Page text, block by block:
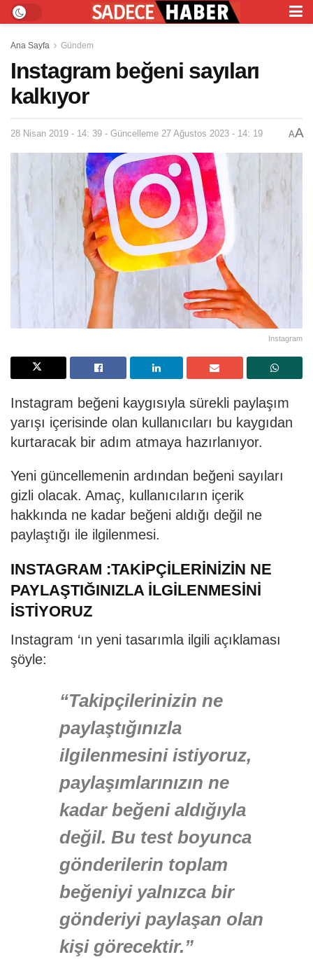
Ana Sayfa Gündem
Instagram beğeni sayıları
kalkıyor
28 Nisan 2019 - 14: 39 - Güncelleme 27 Ağustos 2023 - 14: 19 AA
Instagram
Instagram beğeni kaygısıyla sürekli paylaşım
yarışı içerisinde olan kullanıcıları bu kaygıdan
kurtaracak bir adım atmaya hazırlanıyor.
Yeni güncellemenin ardından beğeni sayıları
gizli olacak. Amaç, kullanıcıların içerik
hakkında ne kadar beğeni aldığı değil ne
paylaştığı ile ilgilenmesi.
INSTAGRAM :TAKİPÇİLERİNİZİN NE
PAYLAŞTIĞINIZLA İLGİLENMESİNİ
İSTİYORUZ
Instagram ‘ın yeni tasarımla ilgili açıklaması
şöyle:
“Takipçilerinizin ne
paylaştığınızla
ilgilenmesini istiyoruz,
paylaşımlarınızın ne
kadar beğeni aldığıyla
değil. Bu test boyunca
gönderilerin toplam
beğeniyi yalnızca bir
gönderiyi paylaşan olan
kişi görecektir.”